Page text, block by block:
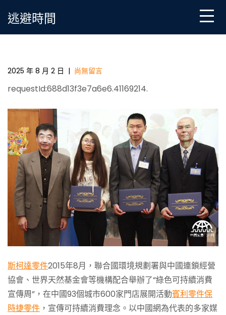
逃避時間
中國批發可連續花費平臺啟動 中國網等參加伙伴打算_
2025 年 8 月 2 日 | 尚無留言
requestId:688d13f3e7a6e6.41169214.
斯柯達零件2015年8月，聯合國環境規劃署與中國連鎖經營
協會、世界天然基金會等機構配合舉辦了“綠色可持續消費
宣傳周”，在中國93個城市600家門店展開活動賓利零件保
時捷零件 ，宣傳可持續消費理念。以中國網為代表的多家媒